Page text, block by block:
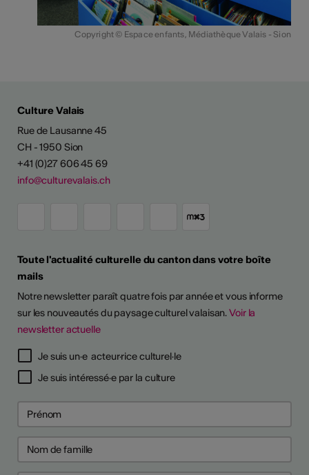
D'ARTISTES
Copyright © Espace enfants, Médiathèque Valais - Sion
Culture Valais
Rue de Lausanne 45
CH - 1950 Sion
+41 (0)27 606 45 69
info@culturevalais.ch
Toute l'actualité culturelle du canton dans votre boîte
mails
Notre newsletter paraît quatre fois par année et vous informe
sur les nouveautés du paysage culturel valaisan.Voir la
newsletter actuelle
Je suis un·e acteur·rice culturel·le
Je suis intéressé·e par la culture